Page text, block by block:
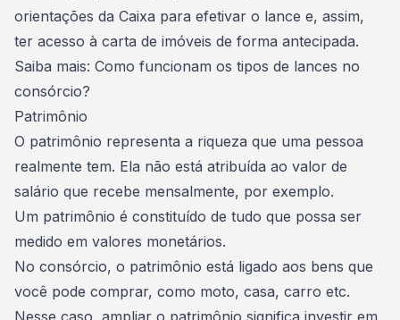
orientações da Caixa para efetivar o lance e, assim,
ter acesso à carta de imóveis de forma antecipada.
Saiba mais: Como funcionam os tipos de lances no
consórcio?
Patrimônio
O patrimônio representa a riqueza que uma pessoa
realmente tem. Ela não está atribuída ao valor de
salário que recebe mensalmente, por exemplo.
Um patrimônio é constituído de tudo que possa ser
medido em valores monetários.
No consórcio, o patrimônio está ligado aos bens que
você pode comprar, como moto, casa, carro etc.
Nesse caso, ampliar o patrimônio significa investir em